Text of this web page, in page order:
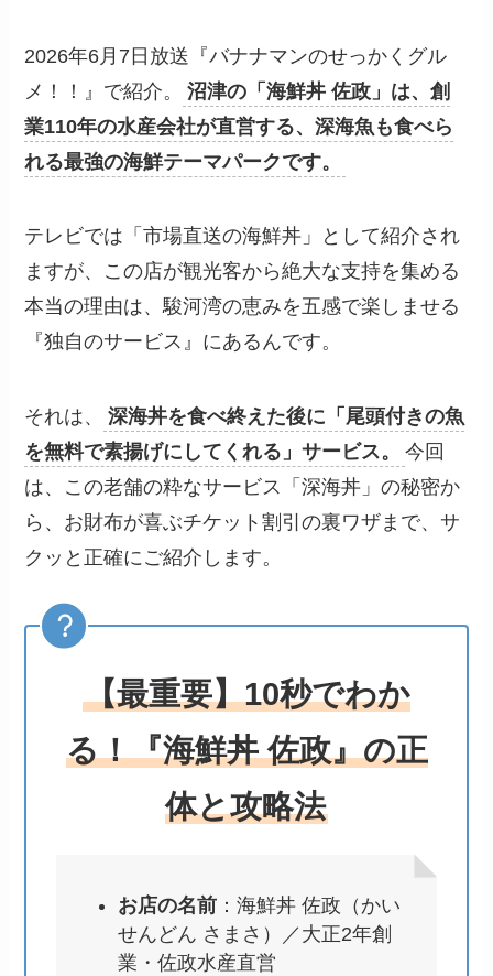
2026年6月7日放送『バナナマンのせっかくグル
メ！！』で紹介。
沼津の「海鮮丼 佐政」は、創
業110年の水産会社が直営する、深海魚も食べら
れる最強の海鮮テーマパークです。
テレビでは「市場直送の海鮮丼」として紹介され
ますが、この店が観光客から絶大な支持を集める
本当の理由は、駿河湾の恵みを五感で楽しませる
『独自のサービス』にあるんです。
それは、
深海丼を食べ終えた後に「尾頭付きの魚
を無料で素揚げにしてくれる」サービス。
今回
は、この老舗の粋なサービス「深海丼」の秘密か
ら、お財布が喜ぶチケット割引の裏ワザまで、サ
クッと正確にご紹介します。
【最重要】10秒でわか
る！『海鮮丼 佐政』の正
体と攻略法
お店の名前 ：海鮮丼 佐政（かい
せんどん さまさ）／大正2年創
業・佐政水産直営